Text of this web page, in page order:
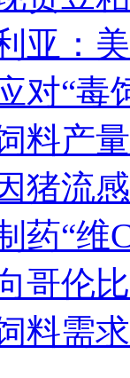
亚：
对“毒
料产
猪流
药“维
哥伦
料需